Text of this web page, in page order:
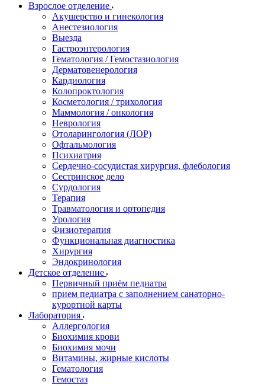
Взрослое отделение
Акушерство и гинекология
Анестезиология
Выезда
Гастроэнтерология
Гематология / Гемостазиология
Дерматовенерология
Кардиология
Колопроктология
Косметология / трихология
Маммология / онкология
Неврология
Отоларингология (ЛОР)
Офтальмология
Психиатрия
Сердечно-сосудистая хирургия, флебология
Сестринское дело
Сурдология
Терапия
Травматология и ортопедия
Урология
Физиотерапия
Функциональная диагностика
Хирургия
Эндокринология
Детское отделение
Первичный приём педиатра
прием педиатра с заполнением санаторно-
курортной карты
Лаборатория
Аллергология
Биохимия крови
Биохимия мочи
Витамины, жирные кислоты
Гематология
Гемостаз